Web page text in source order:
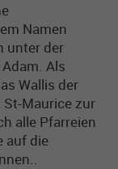
Namen
unter der
Als
Wallis der
Maurice zur
alle Pfarreien
auf die